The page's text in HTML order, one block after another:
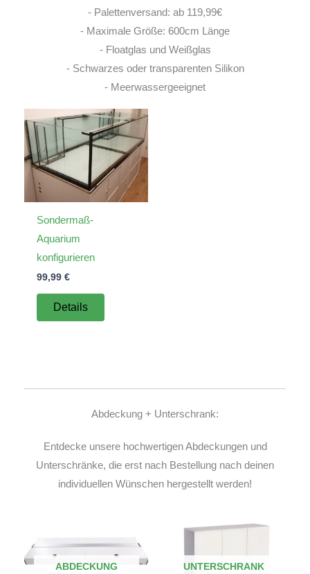
- Palettenversand: ab 119,99€
- Maximale Größe: 600cm Länge
- Floatglas und Weißglas
- Schwarzes oder transparenten Silikon
- Meerwassergeeignet
Sondermaß-
Aquarium
konfigurieren
99,99 €
Details
Abdeckung + Unterschrank:
Entdecke unsere hochwertigen Abdeckungen und
Unterschränke, die erst nach Bestellung nach deinen
individuellen Wünschen hergestellt werden!
ABDECKUNG UNTERSCHRANK